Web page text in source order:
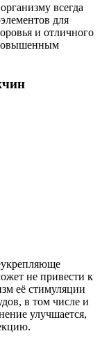
всегда
для
и отличного
не привести к
её стимуляции
в том числе и
улучшается,